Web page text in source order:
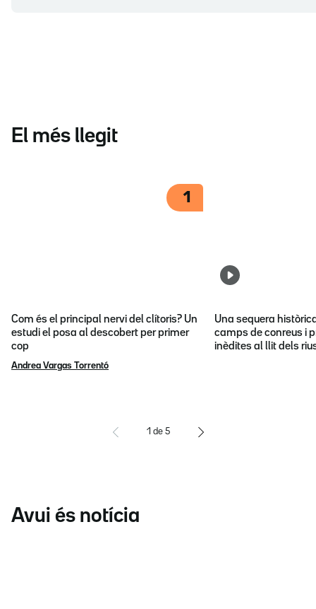
El més llegit
1
Com és el principal nervi del clítoris? Un
estudi el posa al descobert per primer
cop
Andrea Vargas Torrentó
Una sequera
camps de conreus i
inèdites al llit dels
1 de 5
Avui és notícia